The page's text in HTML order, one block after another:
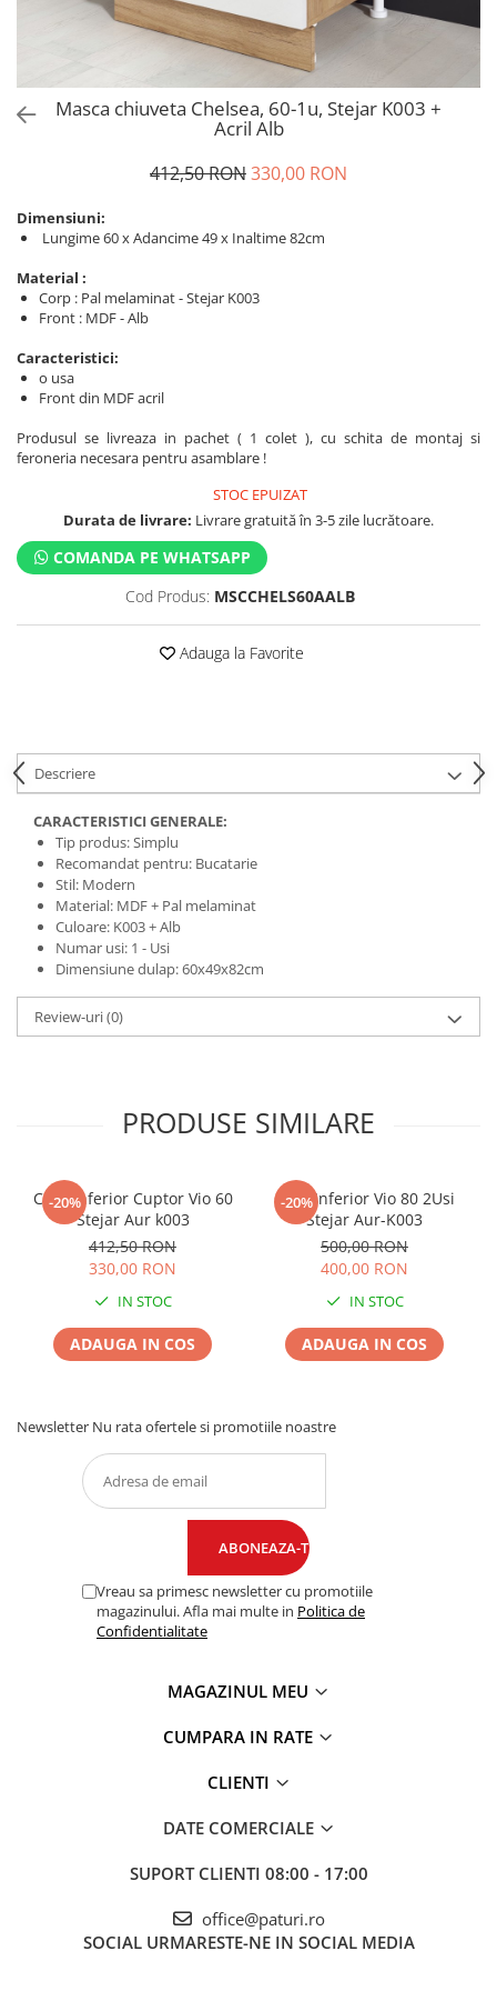
Masca chiuveta Chelsea, 60-1u, Stejar K003 +
Acril Alb
412,50 RON330,00 RON
Dimensiuni:
Lungime 60 x Adancime 49 x Inaltime 82cm
Material :
Corp : Pal melaminat - Stejar K003
Front : MDF - Alb
Caracteristici:
o usa
Front din MDF acril
Produsul se livreaza in pachet ( 1 colet ), cu schita de montaj si
feroneria necesara pentru asamblare !
STOC EPUIZAT
Durata de livrare: Livrare gratuită în 3-5 zile lucrătoare.
COMANDA PE WHATSAPP
Cod Produs: MSCCHELS60AALB
Adauga la Favorite
Descriere
CARACTERISTICI GENERALE:
Tip produs: Simplu
Recomandat pentru: Bucatarie
Stil: Modern
Material: MDF + Pal melaminat
Culoare: K003 + Alb
Numar usi: 1 - Usi
Dimensiune dulap: 60x49x82cm
Review-uri(0)
PRODUSE SIMILARE
-20%
Corp Inferior Cuptor Vio 60
Stejar Aur k003
412,50 RON
330,00 RON
IN STOC
ADAUGA IN COS
-20%
Corp Inferior Vio 80 2Usi
Stejar Aur-K003
500,00 RON
400,00 RON
IN STOC
ADAUGA IN COS
Newsletter Nu rata ofertele si promotiile noastre
Vreau sa primesc newsletter cu promotiile
magazinului. Afla mai multe in Politica de
Confidentialitate
MAGAZINUL MEU
CUMPARA IN RATE
CLIENTI
DATE COMERCIALE
SUPORT CLIENTI 08:00 - 17:00
office@paturi.ro
SOCIAL URMARESTE-NE IN SOCIAL MEDIA